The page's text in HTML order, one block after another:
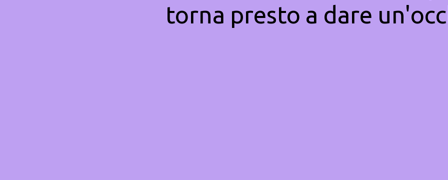
torna presto a dare